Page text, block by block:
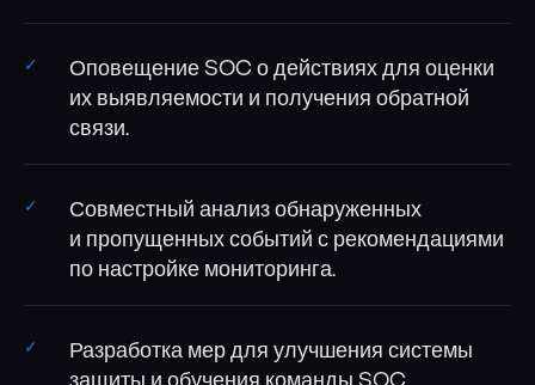
Оповещение SOC о действиях для оценки
их выявляемости и получения обратной
связи.
Совместный анализ обнаруженных
и пропущенных событий с рекомендациями
по настройке мониторинга.
Разработка мер для улучшения системы